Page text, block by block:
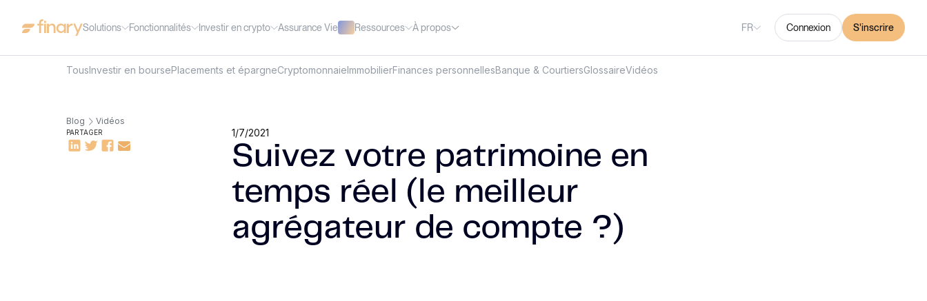
Solutions Fonctionnalités Investir en crypto Assurance Vie Ressources À propos FR Connexion S'inscrire
TousInvestir en boursePlacements et épargneCryptomonnaieImmobilierFinances personnellesBanque & CourtiersGlossaireVidéos
Blog Vidéos
PARTAGER 1/7/2021
Suivez votre patrimoine en
temps réel (le meilleur
agrégateur de compte ?)